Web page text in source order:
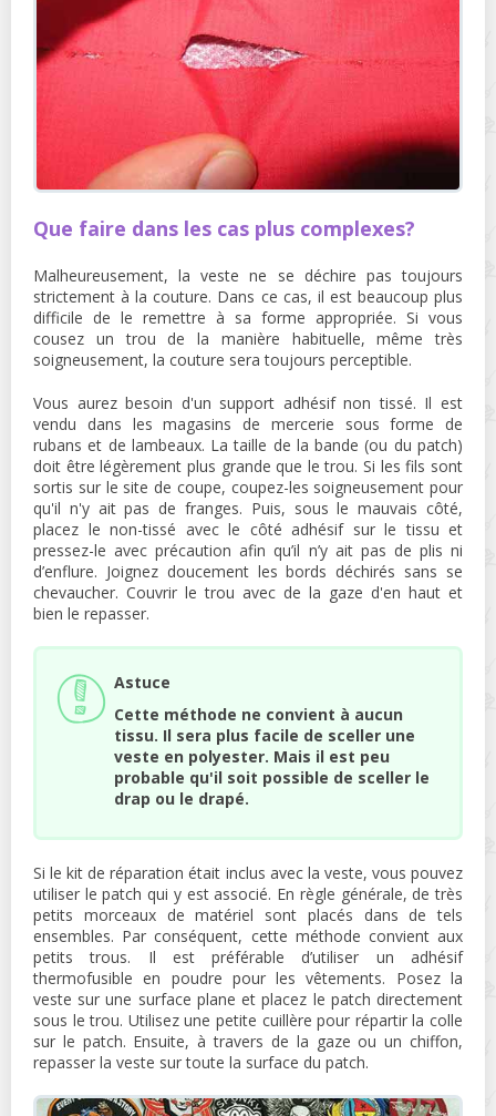
Que faire dans les cas plus complexes?
Malheureusement, la veste ne se déchire pas toujours
strictement à la couture. Dans ce cas, il est beaucoup plus
difficile de le remettre à sa forme appropriée. Si vous
cousez un trou de la manière habituelle, même très
soigneusement, la couture sera toujours perceptible.
Vous aurez besoin d'un support adhésif non tissé. Il est
vendu dans les magasins de mercerie sous forme de
rubans et de lambeaux. La taille de la bande (ou du patch)
doit être légèrement plus grande que le trou. Si les fils sont
sortis sur le site de coupe, coupez-les soigneusement pour
qu'il n'y ait pas de franges. Puis, sous le mauvais côté,
placez le non-tissé avec le côté adhésif sur le tissu et
pressez-le avec précaution afin qu’il n’y ait pas de plis ni
d’enflure. Joignez doucement les bords déchirés sans se
chevaucher. Couvrir le trou avec de la gaze d'en haut et
bien le repasser.
Astuce
Cette méthode ne convient à aucun
tissu. Il sera plus facile de sceller une
veste en polyester. Mais il est peu
probable qu'il soit possible de sceller le
drap ou le drapé.
Si le kit de réparation était inclus avec la veste, vous pouvez
utiliser le patch qui y est associé. En règle générale, de très
petits morceaux de matériel sont placés dans de tels
ensembles. Par conséquent, cette méthode convient aux
petits trous. Il est préférable d’utiliser un adhésif
thermofusible en poudre pour les vêtements. Posez la
veste sur une surface plane et placez le patch directement
sous le trou. Utilisez une petite cuillère pour répartir la colle
sur le patch. Ensuite, à travers de la gaze ou un chiffon,
repasser la veste sur toute la surface du patch.